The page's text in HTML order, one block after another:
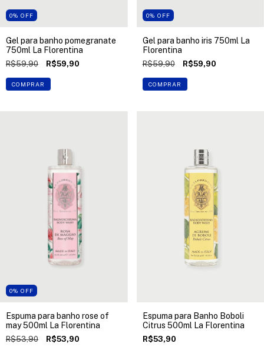
0% OFF
Gel para banho pomegranate
750ml La Florentina
R$59,90 R$59,90
COMPRAR
0% OFF
Gel para banho iris 750ml La
Florentina
R$59,90 R$59,90
COMPRAR
0% OFF
Espuma para banho rose of
may 500ml La Florentina
R$53,90 R$53,90
Espuma para Banho Boboli
Citrus 500ml La Florentina
R$53,90